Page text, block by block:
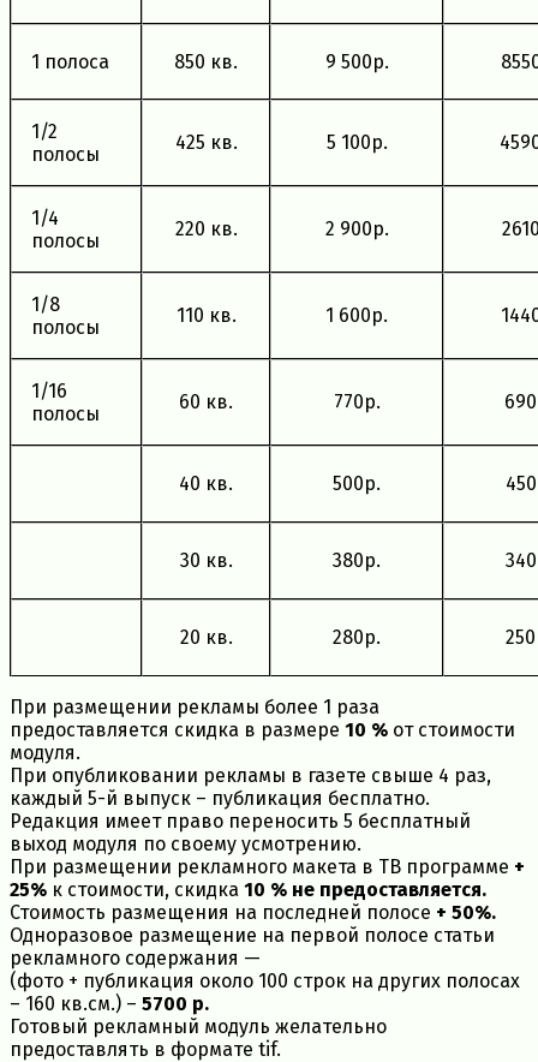
1 полоса 850 кв. 9 500р.
1/2
полосы
425 кв. 5 100р.
1/4
полосы
220 кв. 2 900р.
1/8
полосы
110 кв. 1 600р.
1/16
полосы
60 кв. 770р. 690
40 кв. 500р. 450
30 кв. 380р. 340
20 кв. 280р. 250
При размещении рекламы более 1 раза
предоставляется скидка в размере 10 % от стоимости
модуля.
При опубликовании рекламы в газете свыше 4 раз,
каждый 5-й выпуск – публикация бесплатно.
Редакция имеет право переносить 5 бесплатный
выход модуля по своему усмотрению.
При размещении рекламного макета в ТВ программе +
25% к стоимости, скидка 10 % не предоставляется.
Стоимость размещения на последней полосе + 50%.
Одноразовое размещение на первой полосе статьи
рекламного содержания —
(фото + публикация около 100 строк на других полосах
– 160 кв.см.) – 5700 р.
Готовый рекламный модуль желательно
предоставлять в форматe tif.